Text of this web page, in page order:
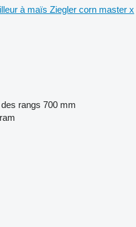
à maïs Ziegler corn master x
rangs 700 mm